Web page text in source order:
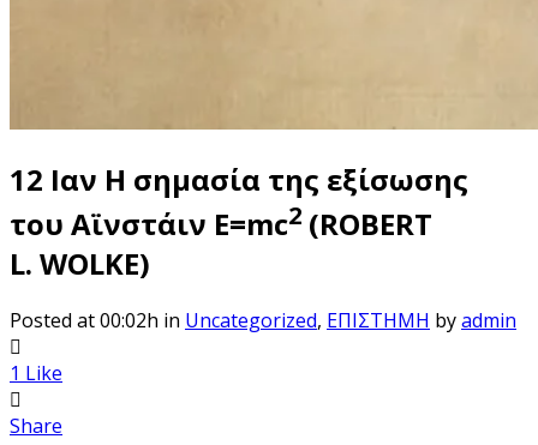
12 Ιαν Η σημασία της εξίσωσης
του Αϊνστάιν E=mc2 (ROBERT
L. WOLKE)
Posted at 00:02h in Uncategorized, ΕΠΙΣΤΗΜΗ byadmin
1 Like
Share